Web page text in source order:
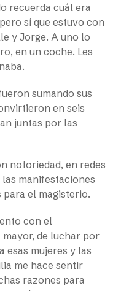
recuerda cuál era
sí que estuvo con
y Jorge. A uno lo
en un coche. Les
sumando sus
en seis
juntas por las
notoriedad, en redes
manifestaciones
el magisterio.
con el
de luchar por
esas mujeres y las
me hace sentir
razones para